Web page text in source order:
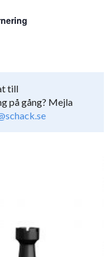
till
på gång? Mejla